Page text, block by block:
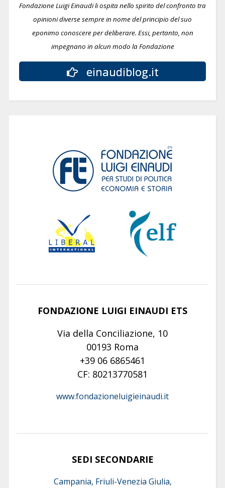
Fondazione Luigi Einaudi li ospita nello spirito del confronto tra
opinioni diverse sempre in nome del principio del suo
eponimo conoscere per deliberare. Essi, pertanto, non
impegnano in alcun modo la Fondazione
einaudiblog.it
FONDAZIONE LUIGI EINAUDI ETS
Via della Conciliazione, 10
00193 Roma
+39 06 6865461
CF: 80213770581
www.fondazioneluigieinaudi.it
SEDI SECONDARIE
Campania, Friuli-Venezia Giulia,